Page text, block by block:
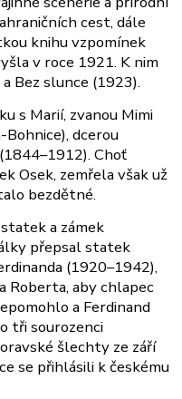
cest, dále
knihu vzpomínek
v roce 1921. K nim
Bez slunce (1923).
s Marií, zvanou Mimi
dcerou
Choť
Osek, zemřela však už
bezdětné.
a zámek
přepsal statek
(1920–1942),
Roberta, aby chlapec
a Ferdinand
tři sourozenci
šlechty ze září
se přihlásili k českému